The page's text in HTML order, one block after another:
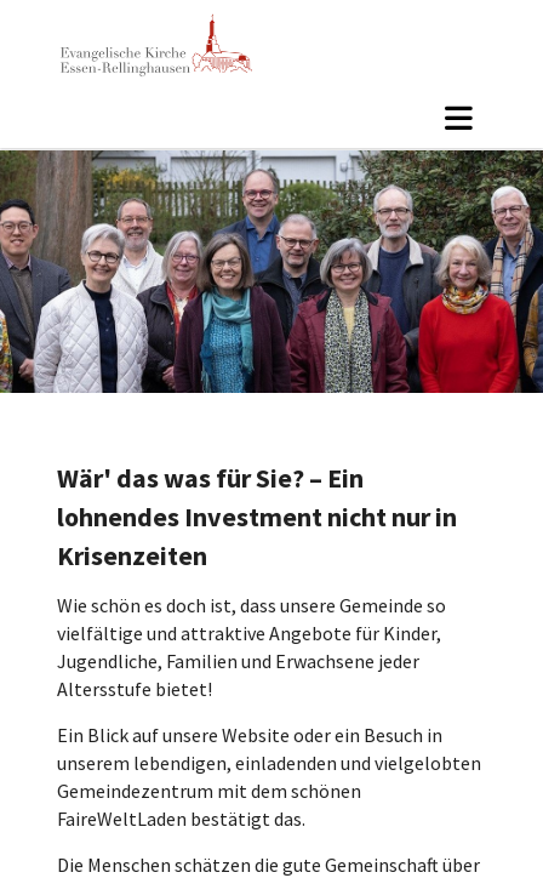
Wär' das was für Sie? – Ein
lohnendes Investment nicht nur in
Krisenzeiten
Wie schön es doch ist, dass unsere Gemeinde so
vielfältige und attraktive Angebote für Kinder,
Jugendliche, Familien und Erwachsene jeder
Altersstufe bietet!
Ein Blick auf unsere Website oder ein Besuch in
unserem lebendigen, einladenden und vielgelobten
Gemeindezentrum mit dem schönen
FaireWeltLaden bestätigt das.
Die Menschen schätzen die gute Gemeinschaft über